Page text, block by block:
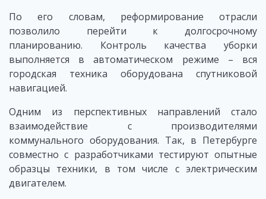
По его словам, реформирование отрасли
позволило перейти к долгосрочному
планированию. Контроль качества уборки
выполняется в автоматическом режиме – вся
городская техника оборудована спутниковой
навигацией.
Одним из перспективных направлений стало
взаимодействие с производителями
коммунального оборудования. Так, в Петербурге
совместно с разработчиками тестируют опытные
образцы техники, в том числе с электрическим
двигателем.